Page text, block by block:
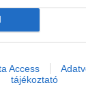
Access
tájékoztató
Migráció
bevándorlókat
francia és brit
Bővebben...